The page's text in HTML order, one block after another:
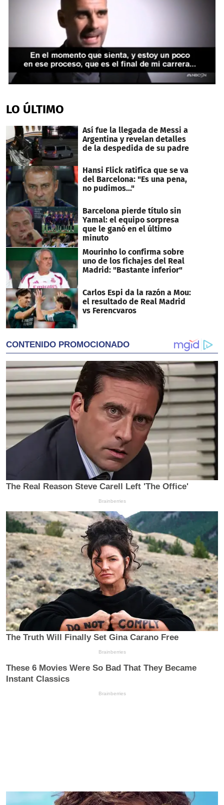
of
41
LO ÚLTIMO
Así fue la llegada de Messi a
Argentina y revelan detalles
de la despedida de su padre
Hansi Flick ratifica que se va
del Barcelona: "Es una pena,
no pudimos..."
Barcelona pierde título sin
Yamal: el equipo sorpresa
que le ganó en el último
minuto
Mourinho lo confirma sobre
uno de los fichajes del Real
Madrid: "Bastante inferior"
Carlos Espi da la razón a Mou:
el resultado de Real Madrid
vs Ferencvaros